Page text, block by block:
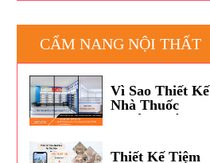
CẨM NANG NỘI THẤT
Vì Sao Thiết Kế
Nhà Thuốc
Thường Dùng
Dương?
Thiết Kế Tiệm